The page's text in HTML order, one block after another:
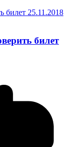
билет